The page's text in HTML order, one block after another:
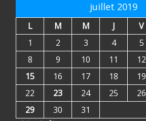
juillet 2019
L M M J V
1
2 3 4 5
8
9 10 11 12
15
16 17 18 19
22
23 24 25 26
29
30 31